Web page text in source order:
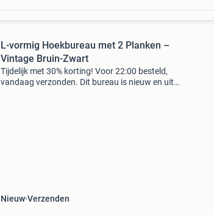
L-vormig Hoekbureau met 2 Planken –
Vintage Bruin-Zwart
Tijdelijk met 30% korting! Voor 22:00 besteld,
vandaag verzonden. Dit bureau is nieuw en uit
Nieuw Verzenden